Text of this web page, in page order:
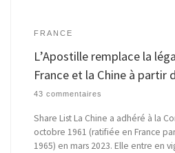
FRANCE
L’Apostille remplace la
France et la Chine à partir
43 commentaires
Share List La Chine a adhéré à la
octobre 1961 (ratifiée en France
1965) en mars 2023. Elle entre en